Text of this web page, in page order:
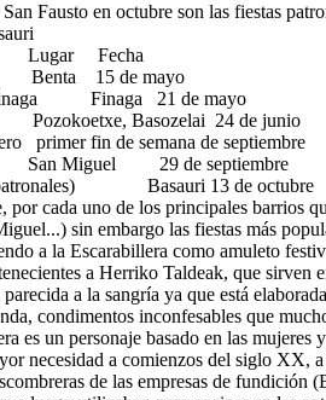
Fausto en octubre son las fiestas
Lugar Fecha
15 de mayo
Finaga 21 de mayo
Basozelai 24 de junio
fin de semana de septiembre
San Miguel 29 de septiembre
Basauri 13 de octubre
por cada uno de los principales barrios
sin embargo las fiestas más
a la Escarabillera como amuleto
a Herriko Taldeak, que sirven
parecida a la sangría ya que está
condimentos inconfesables que
es un personaje basado en las
necesidad a comienzos del siglo XX,
de las empresas de fundición